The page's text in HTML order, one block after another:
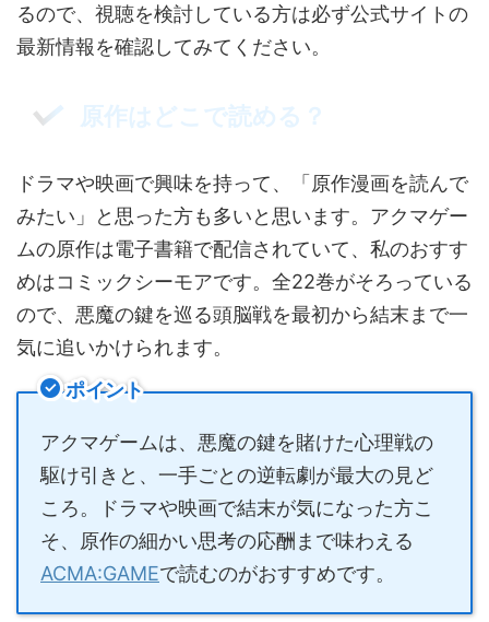
るので、視聴を検討している方は必ず公式サイトの
最新情報を確認してみてください。
原作はどこで読める？
ドラマや映画で興味を持って、「原作漫画を読んで
みたい」と思った方も多いと思います。アクマゲー
ムの原作は電子書籍で配信されていて、私のおすす
めはコミックシーモアです。全22巻がそろっている
ので、悪魔の鍵を巡る頭脳戦を最初から結末まで一
気に追いかけられます。
ポイント
アクマゲームは、悪魔の鍵を賭けた心理戦の
駆け引きと、一手ごとの逆転劇が最大の見ど
ころ。ドラマや映画で結末が気になった方こ
そ、原作の細かい思考の応酬まで味わえる
ACMA:GAMEで読むのがおすすめです。